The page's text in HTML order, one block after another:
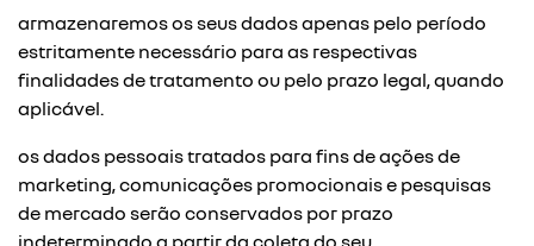
armazenaremos os seus dados apenas pelo período
estritamente necessário para as respectivas
finalidades de tratamento ou pelo prazo legal, quando
aplicável.
os dados pessoais tratados para fins de ações de
marketing, comunicações promocionais e pesquisas
de mercado serão conservados por prazo
indeterminado a partir da coleta do seu